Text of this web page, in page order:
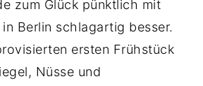
zum Glück pünktlich mit
Berlin schlagartig besser.
ersten Frühstück
Nüsse und